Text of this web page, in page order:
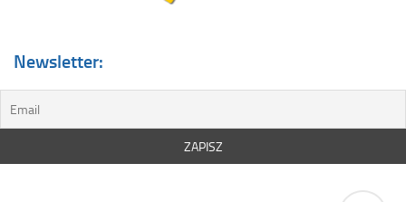
Newsletter: